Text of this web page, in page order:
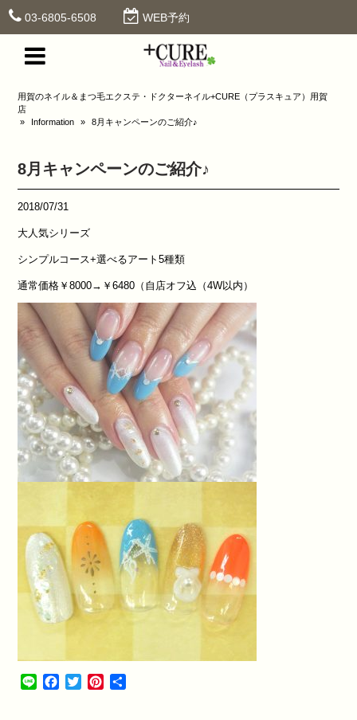
03-6805-6508 WEB予約
用賀のネイル＆まつ毛エクステ・ドクターネイル+CURE（プラスキュア）用賀
店
»
Information » 8月キャンペーンのご紹介♪
8月キャンペーンのご紹介♪
2018/07/31
大人気シリーズ
シンプルコース+選べるアート5種類
通常価格￥8000→￥6480（自店オフ込（4W以内）
Line Facebook
TwitterPinterest